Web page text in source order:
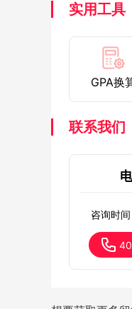
实用工具
GPA换
联系我们
咨询时